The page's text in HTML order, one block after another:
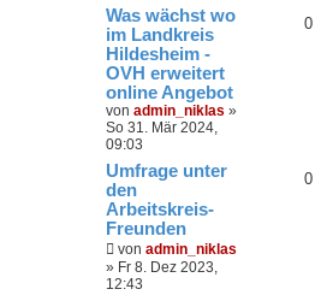
Was wächst wo
im Landkreis
Hildesheim -
OVH erweitert
online Angebot
von admin_niklas »
So 31. Mär 2024,
09:03
0
Umfrage unter
den
Arbeitskreis-
Freunden
von admin_niklas
» Fr 8. Dez 2023,
12:43
0